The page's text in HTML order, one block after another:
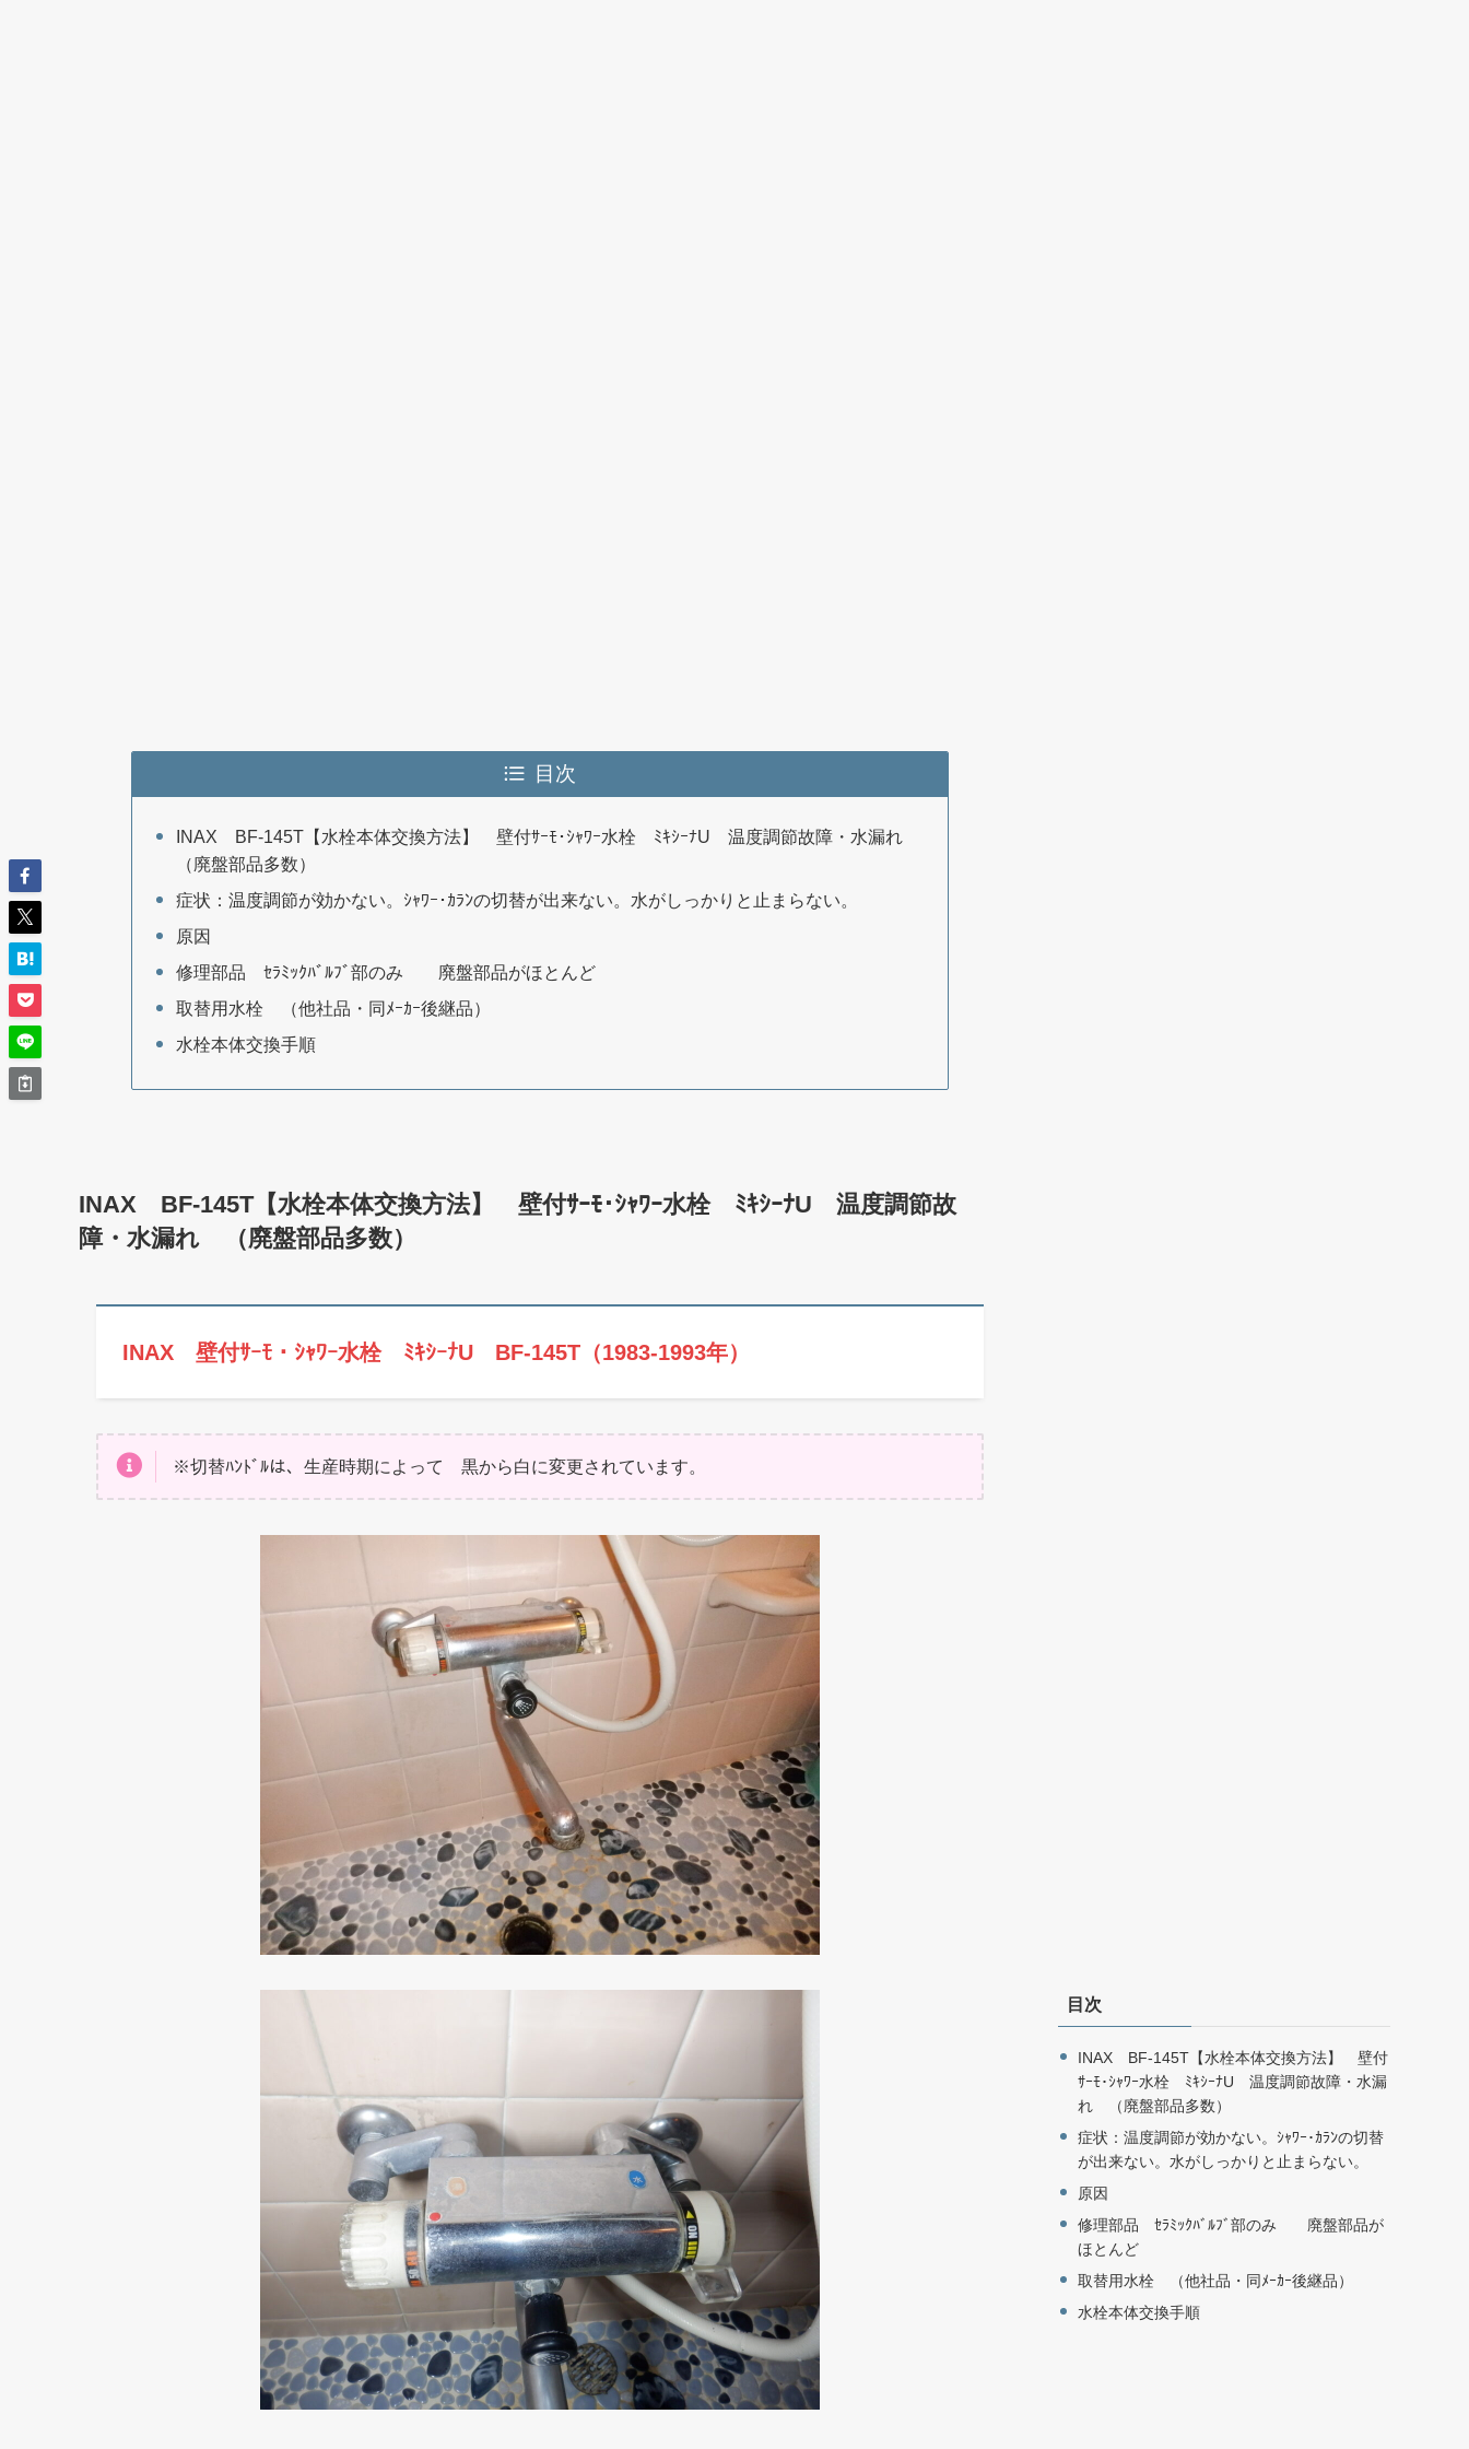
目次
INAX BF-145T【水栓本体交換方法】 壁付ｻｰﾓ･ｼｬﾜｰ水栓 ﾐｷｼｰﾅU 温度調節故障・水漏れ
（廃盤部品多数）
症状：温度調節が効かない。ｼｬﾜｰ･ｶﾗﾝの切替が出来ない。水がしっかりと止まらない。
原因
修理部品 ｾﾗﾐｯｸﾊﾞﾙﾌﾞ部のみ 廃盤部品がほとんど
取替用水栓 （他社品・同ﾒｰｶｰ後継品）
水栓本体交換手順
INAX BF-145T【水栓本体交換方法】 壁付ｻｰﾓ･ｼｬﾜｰ水栓 ﾐｷｼｰﾅU 温度調節故
障・水漏れ （廃盤部品多数）
INAX 壁付ｻｰﾓ・ｼｬﾜｰ水栓 ﾐｷｼｰﾅU BF-145T（1983-1993年）
※切替ﾊﾝﾄﾞﾙは、生産時期によって 黒から白に変更されています。
目次
INAX BF-145T【水栓本体交換方法】 壁付
ｻｰﾓ･ｼｬﾜｰ水栓 ﾐｷｼｰﾅU 温度調節故障・水漏
れ （廃盤部品多数）
症状：温度調節が効かない。ｼｬﾜｰ･ｶﾗﾝの切替
が出来ない。水がしっかりと止まらない。
原因
修理部品 ｾﾗﾐｯｸﾊﾞﾙﾌﾞ部のみ 廃盤部品が
ほとんど
取替用水栓 （他社品・同ﾒｰｶｰ後継品）
水栓本体交換手順